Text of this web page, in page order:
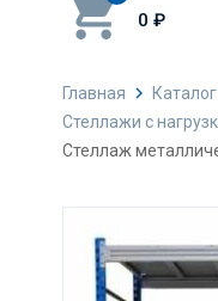
0 ₽
Главная Каталог
Стеллажи с
Стеллаж